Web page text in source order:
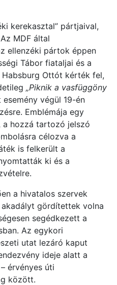
kerekasztal” pártjaival,
MDF által
ellenzéki pártok éppen
Tábor fiataljai és a
Habsburg Ottót kérték fel,
„Piknik a vasfüggöny
végül 19-én
Emblémája egy
hozzá tartozó jelszó
célozva a
is felkerült a
ki és a
a hivatalos szervek
gördítettek volna
segédkezett a
Az egykori
utat lezáró kaput
ideje alatt a
érvényes úti
között.